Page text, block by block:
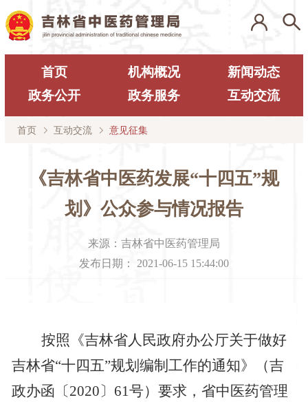
首页 机构概况
新闻动态
政务公开
政务服务 互动交流
首页 互动交流 意见征集
《吉林省中医药发展“十四五”规
划》公众参与情况报告
来源： 吉林省中医药管理局
发布日期： 2021-06-15 15:44:00
按照《吉林省人民政府办公厅关于做好
吉林省“十四五”规划编制工作的通知》（吉
政办函 〔2020〕 61号）要求 ，省中医药管理